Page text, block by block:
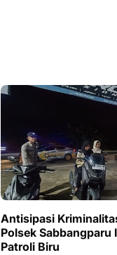
Antisipasi
Polsek Sabbangparu
Patroli Biru